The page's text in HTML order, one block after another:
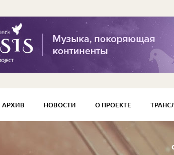
НОВОСТИ О ПРОЕКТЕ